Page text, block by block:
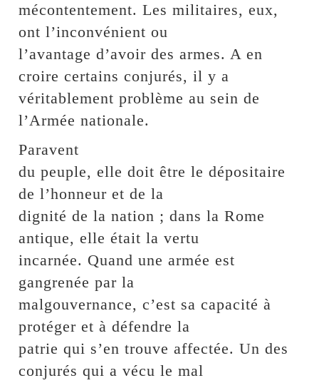
mécontentement. Les militaires, eux,
ont l’inconvénient ou
l’avantage d’avoir des armes. A en
croire certains conjurés, il y a
véritablement problème au sein de
l’Armée nationale.
Paravent
du peuple, elle doit être le dépositaire
de l’honneur et de la
dignité de la nation ; dans la Rome
antique, elle était la vertu
incarnée. Quand une armée est
gangrenée par la
malgouvernance, c’est sa capacité à
protéger et à défendre la
patrie qui s’en trouve affectée. Un des
conjurés qui a vécu le mal